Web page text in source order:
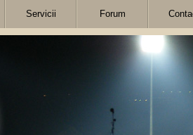
Servicii Forum